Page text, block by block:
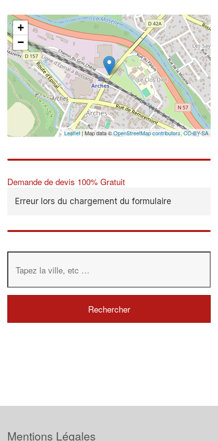
+
−
Leaflet | Map data ©OpenStreetMap contributors,CC-BY-SA
Demande de devis 100% Gratuit
Erreur lors du chargement du formulaire
Mentions Légales